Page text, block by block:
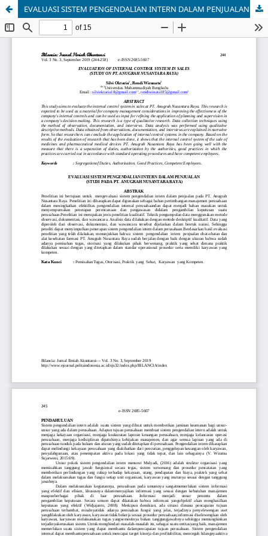
EVALUASI SISTEM PENGENDALIAN INTERN DALAM PENJUALAN (STUDI PADA PT. ANUGRAH NUSANTARA RAYA)